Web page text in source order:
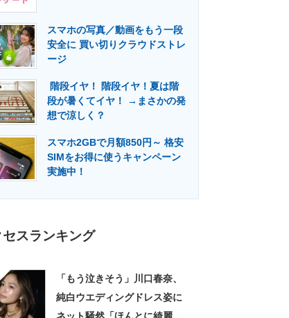
スマホの写真／動画をもう一段
安全に 買い切りクラウドストレ
ージ
階段イヤ！ 階段イヤ！夏は階
段が暑くてイヤ！ →まさかの発
想で涼しく？
スマホ2GBで月額850円～ 格安
SIMをお得に使うキャンペーン
実施中！
セスランキング
「もう泣きそう」川口春奈、
純白ウエディングドレス姿に